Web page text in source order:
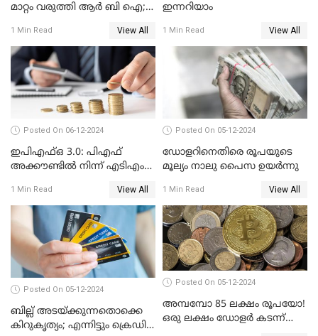
മാറ്റം വരുത്തി ആർ ബി ഐ;
ലോൺ എടുത്തവരും
അറിഞ്ഞിരിക്കേണ്ട
കാര്യങ്ങൾ
1 Min Read View All
ഇന്നറിയാം
1 Min Read View All
Posted On 06-12-2024
ഇപിഎഫ്ഒ 3.0: പിഎഫ്
അക്കൗണ്ടിൽ നിന്ന് എടിഎം
1 Min Read View All
Posted On 05-12-2024
ഡോളറിനെതിരെ രൂപയുടെ
മൂല്യം നാലു പൈസ ഉയര്‍ന്നു
1 Min Read View All
Posted On 05-12-2024
ബില്ല് അടയ്ക്കുന്നതൊക്കെ
കിറുകൃത്യം; എന്നിട്ടും ക്രെഡിറ്റ്
Posted On 05-12-2024
അമ്പമ്പോ 85 ലക്ഷം രൂപയോ!
ഒരു ലക്ഷം ഡോളർ കടന്ന്